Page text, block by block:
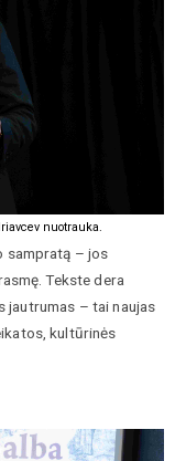
nuotrauka.
sampratą – jos
Tekste dera
– tai naujas
kultūrinės